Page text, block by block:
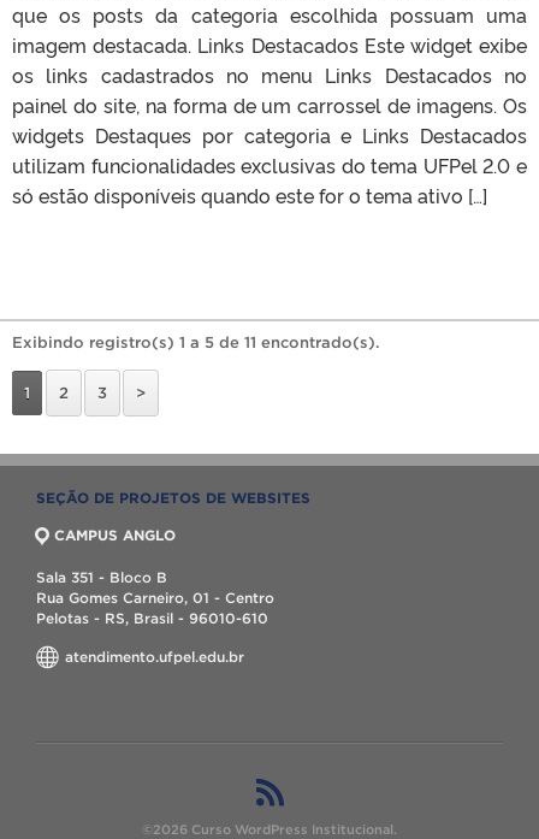
que os posts da categoria escolhida possuam uma
imagem destacada. Links Destacados Este widget exibe
os links cadastrados no menu Links Destacados no
painel do site, na forma de um carrossel de imagens. Os
widgets Destaques por categoria e Links Destacados
utilizam funcionalidades exclusivas do tema UFPel 2.0 e
só estão disponíveis quando este for o tema ativo […]
Exibindo registro(s) 1 a 5 de 11 encontrado(s).
1 2 3 >
SEÇÃO DE PROJETOS DE WEBSITES
CAMPUS ANGLO
Sala 351 - Bloco B
Rua Gomes Carneiro, 01 - Centro
Pelotas - RS, Brasil - 96010-610
atendimento.ufpel.edu.br
©2026 Curso WordPress Institucional.